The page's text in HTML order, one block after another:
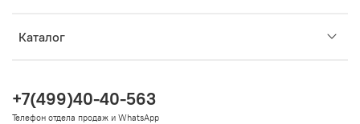
Каталог
+7(499)40-40-563
Телефон отдела продаж и WhatsApp